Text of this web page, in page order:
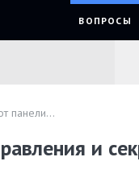
ВОПРОСЫ
панели...
и